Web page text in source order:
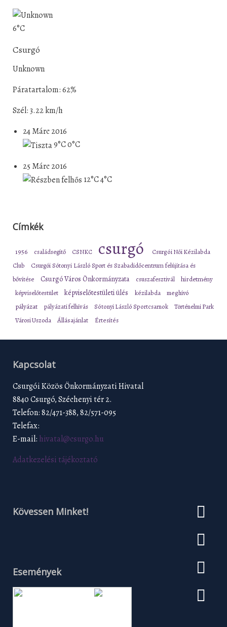
6°C
Csurgó
Unknown
Páratartalom: 62%
Szél: 3.22 km/h
24 Márc 2016
9°C0°C
25 Márc 2016
12°C4°C
Címkék
1956 családsegítő CSNKC csurgó
Csurgói Női Kézilabda
Club
Csurgói Sótonyi László Sport és Szabadidőcentrum felújítása és
bővítése
Csurgó Város Önkormányzata csuszafesztivál hirdetmény
képviselőtestület képviselőtestületi ülés kézilabda meghívó
pályázat pályázati felhívás Sótonyi László Sportcsarnok
Történelmi Park
Városi Uszoda
Állásajánlat Értesítés
Kapcsolat
Csurgói Közös Önkormányzati Hivatal
8840 Csurgó, Széchenyi tér 2.
Telefon: 82/471-388, 82/571-095
Telefax:
E-mail: hivatal@csurgo.hu
Adatkezelési tájékoztató
Kövessen Minket!
Események